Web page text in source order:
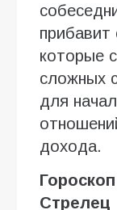
которые
сложных
для
дохода.
Стрелец